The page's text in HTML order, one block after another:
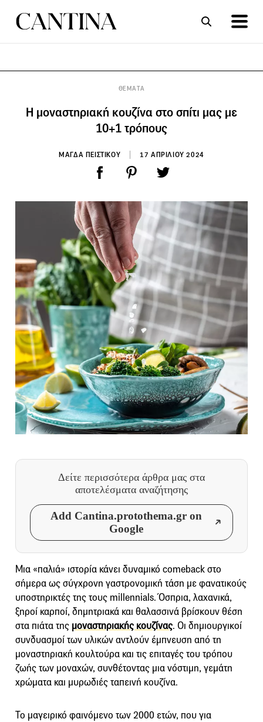
ΘΕΜΑΤΑ
Η μοναστηριακή κουζίνα στο σπίτι μας με
10+1 τρόπους
ΜΑΓΔΑ ΠΕΙΣΤΙΚΟΥ 17 ΑΠΡΙΛΙΟΥ 2024
Δείτε περισσότερα άρθρα μας στα
αποτελέσματα αναζήτησης
Add Cantina.protothema.gr on
Google
Μια «παλιά» ιστορία κάνει δυναμικό comeback στο
σήμερα ως σύγχρονη γαστρονομική τάση με φανατικούς
υποστηρικτές της τους millennials. Όσπρια, λαχανικά,
ξηροί καρποί, δημητριακά και θαλασσινά βρίσκουν θέση
στα πιάτα της μοναστηριακής κουζίνας. Οι δημιουργικοί
συνδυασμοί των υλικών αντλούν έμπνευση από τη
μοναστηριακή κουλτούρα και τις επιταγές του τρόπου
ζωής των μοναχών, συνθέτοντας μια νόστιμη, γεμάτη
χρώματα και μυρωδιές ταπεινή κουζίνα.
Το μαγειρικό φαινόμενο των 2000 ετών, που για